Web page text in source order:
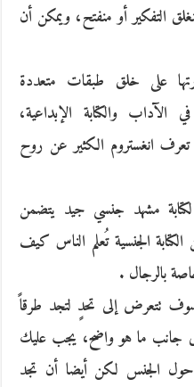
التفكير أو منفتح، ويمكن أن
على خلق طبقات متعددة
الآداب والكتابة الإبداعية،
تعرف انغستروم الكثير عن روح
مشهد جنسي جيد يتضمن
الجنسية تُعلم الناس كيف
بالرجال .
تتعرض إلى تحدٍ لتجد طرقاً
جانب ما هو واضح، يجب عليك
حول الجنس لكن أيضا أن تجد